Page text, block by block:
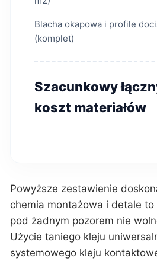
Blacha okapowa i profile
(komplet)
Szacunkowy
koszt materiałów
Powyższe zestawienie
chemia montażowa i detale
pod żadnym pozorem nie
Użycie taniego kleju
systemowego kleju